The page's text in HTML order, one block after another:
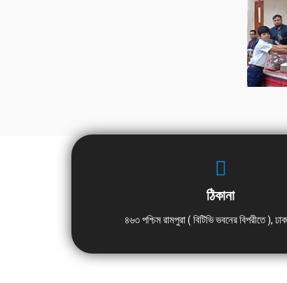
ঠিকানা
৪৬৩ পশ্চিম রামপুরা ( বিটিভি ভবনের বিপরীতে ),